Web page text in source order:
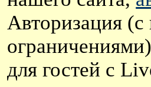
Авторизация
для гостей с